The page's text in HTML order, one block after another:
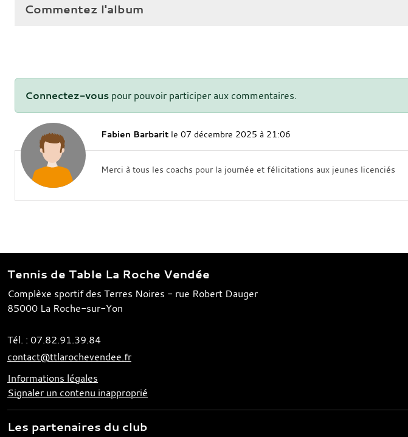
Commentez l'album
Connectez-vous pour pouvoir participer aux commentaires.
Fabien Barbarit le 07 décembre 2025 à 21:06
Merci à tous les coachs pour la journée et félicitations aux jeunes licenciés
Tennis de Table La Roche Vendée
Complèxe sportif des Terres Noires - rue Robert Dauger
85000 La Roche-sur-Yon
Tél. : 07.82.91.39.84
contact@ttlarochevendee.fr
Informations légales
Signaler un contenu inapproprié
Les partenaires du club